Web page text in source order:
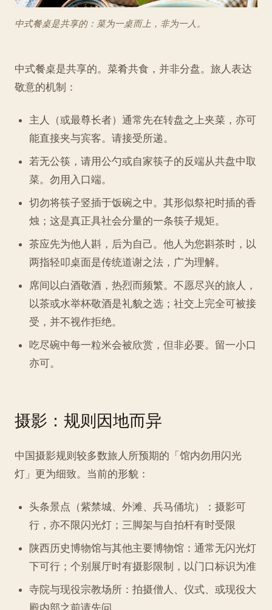
中式餐桌是共享的：菜为一桌而上，非为一人。
中式餐桌是共享的。菜肴共食，并非分盘。旅人表达
敬意的机制：
主人（或最尊长者）通常先在转盘之上夹菜，亦可
能直接夹与宾客。请接受所递。
若无公筷，请用公勺或自家筷子的反端从共盘中取
菜。勿用入口端。
切勿将筷子竖插于饭碗之中。其形似祭祀时插的香
烛；这是真正具社会分量的一条筷子规矩。
茶应先为他人斟，后为自己。他人为您斟茶时，以
两指轻叩桌面是传统道谢之法，广为理解。
席间以白酒敬酒，热烈而频繁。不愿尽兴的旅人，
以茶或水举杯敬酒是礼貌之选；社交上完全可被接
受，并不视作拒绝。
吃尽碗中每一粒米会被欣赏，但非必要。留一小口
亦可。
摄影：规则因地而异
中国摄影规则较多数旅人所预期的「馆内勿用闪光
灯」更为细致。当前的形貌：
头条景点（紫禁城、外滩、兵马俑坑）：摄影可
行，亦不限闪光灯；三脚架与自拍杆有时受限
陕西历史博物馆与其他主要博物馆：通常无闪光灯
下可行；个别展厅时有摄影限制，以门口标识为准
寺院与现役宗教场所：拍摄僧人、仪式、或现役大
殿内部之前请先问